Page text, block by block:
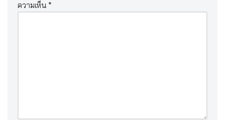
ความเห็น *